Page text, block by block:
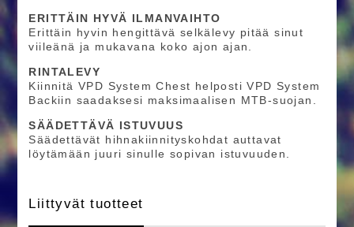
ERITTÄIN HYVÄ ILMANVAIHTO
Erittäin hyvin hengittävä selkälevy pitää sinut
viileänä ja mukavana koko ajon ajan.
RINTALEVY
Kiinnitä VPD System Chest helposti VPD System
Backiin saadaksesi maksimaalisen MTB-suojan.
SÄÄDETTÄVÄ ISTUVUUS
Säädettävät hihnakiinnityskohdat auttavat
löytämään juuri sinulle sopivan istuvuuden.
Liittyvät tuotteet